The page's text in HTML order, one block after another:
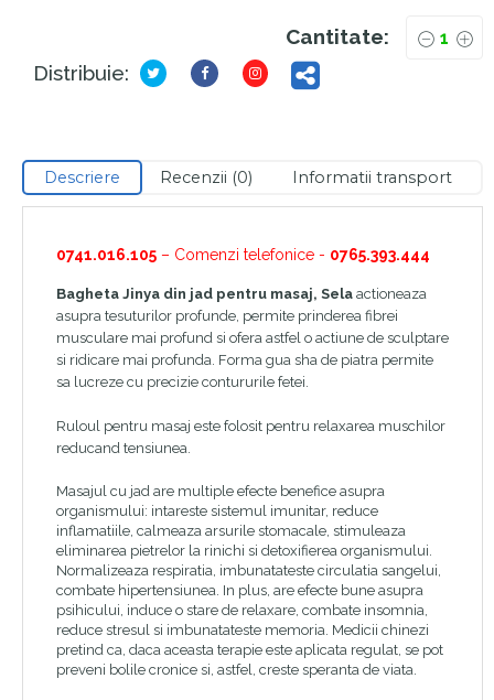
Cantitate:
Distribuie:
Descriere Recenzii (0) Informatii transport
0741.016.105 – Comenzi telefonice - 0765.393.444
Bagheta Jinya din jad pentru masaj, Sela actioneaza
asupra tesuturilor profunde, permite prinderea fibrei
musculare mai profund si ofera astfel o actiune de sculptare
si ridicare mai profunda. Forma gua sha de piatra permite
sa lucreze cu precizie contururile fetei.
Ruloul pentru masaj este folosit pentru relaxarea muschilor
reducand tensiunea.
Masajul cu jad are multiple efecte benefice asupra
organismului: intareste sistemul imunitar, reduce
inflamatiile, calmeaza arsurile stomacale, stimuleaza
eliminarea pietrelor la rinichi si detoxifierea organismului.
Normalizeaza respiratia, imbunatateste circulatia sangelui,
combate hipertensiunea. In plus, are efecte bune asupra
psihicului, induce o stare de relaxare, combate insomnia,
reduce stresul si imbunatateste memoria. Medicii chinezi
pretind ca, daca aceasta terapie este aplicata regulat, se pot
preveni bolile cronice si, astfel, creste speranta de viata.